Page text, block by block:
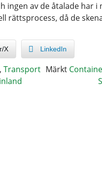
ingen av de åtalade har
rättsprocess, då de
X LinkedIn
, Transport Märkt